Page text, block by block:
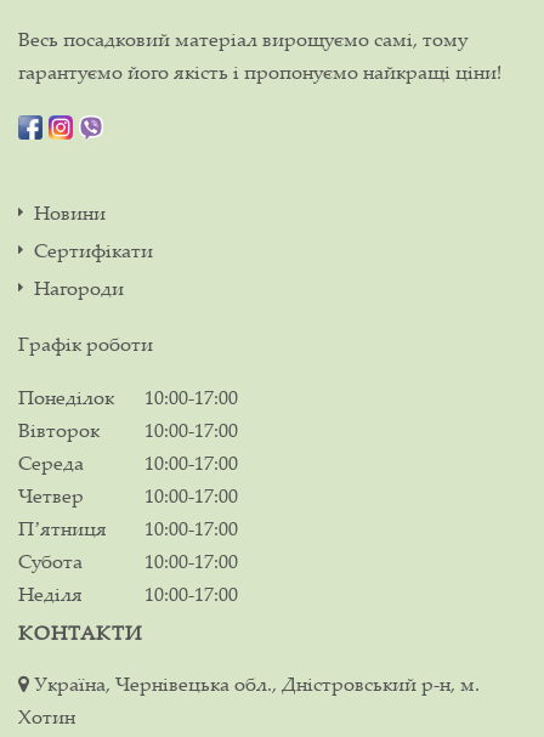
Весь посадковий матеріал вирощуємо самі, тому
гарантуємо його якість і пропонуємо найкращі ціни!
Новини
Сертифікати
Нагороди
Графік роботи
Понеділок
10:00-17:00
Вівторок
10:00-17:00
Середа
10:00-17:00
Четвер
10:00-17:00
Пʼятниця
10:00-17:00
Субота
10:00-17:00
Неділя
10:00-17:00
КОНТАКТИ
Україна, Чернівецька обл., Дністровський р-н, м.
Хотин